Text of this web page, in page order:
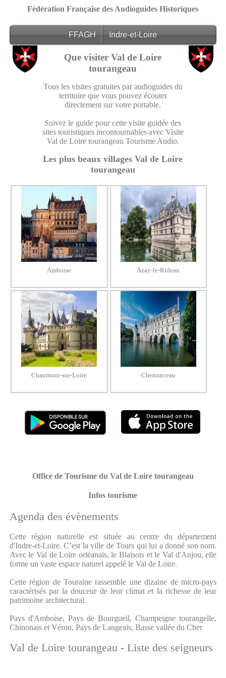
Fédération Française des Audioguides Historiques
FFAGH Indre-et-Loire
Que visiter Val de Loire
tourangeau
Tous les visites gratuites par audioguides du
territoire que vous pouvez écouter
directement sur votre portable.
Suivez le guide pour cette visite guidée des
sites touristiques incontournables avec Visite
Val de Loire tourangeau Tourisme Audio.
Les plus beaux villages Val de Loire
tourangeau
Amboise Azay-le-Rideau
Chaumont-sur-Loire Chenonceau
Office de Tourisme du Val de Loire tourangeau
Infos tourisme
Agenda des évènements
Cette région naturelle est située au centre du département
d'Indre-et-Loire. C’est la ville de Tours qui lui a donné son nom.
Avec le Val de Loire orléanais, le Blaisois et le Val d'Anjou, elle
forme un vaste espace naturel appelé le Val de Loire.
Cette région de Touraine rassemble une dizaine de micro-pays
caractérisés par la douceur de leur climat et la richesse de leur
patrimoine architectural.
Pays d'Amboise, Pays de Bourgueil, Champeigne tourangelle,
Chinonais et Véron, Pays de Langeais, Basse vallée du Cher
Val de Loire tourangeau - Liste des seigneurs